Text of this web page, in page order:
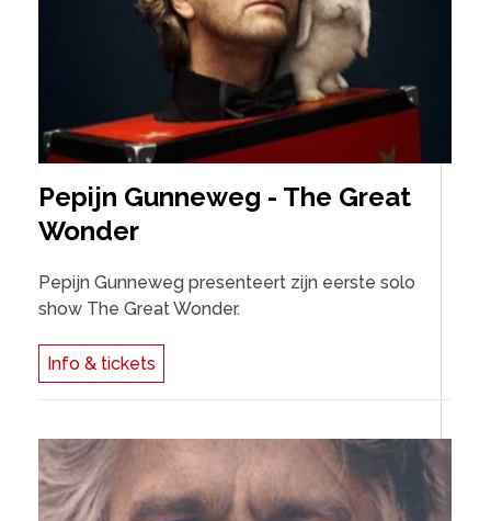
Pepijn Gunneweg - The Great
Wonder
Pepijn Gunneweg presenteert zijn eerste solo
show The Great Wonder.
Info & tickets